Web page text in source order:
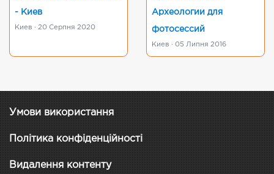
- Киев
Киев · 20 Серпня 2020
Археологии для
фотосессий
Киев · 05 Липня 2016
Умови використання
Політика конфіденційності
Видалення контенту